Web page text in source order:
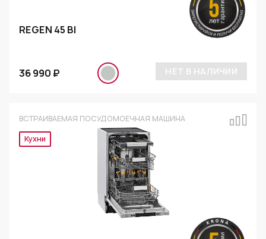
REGEN 45 BI
36 990 ₽ НЕТ В НАЛИЧИИ
ВСТРАИВАЕМАЯ ПОСУДОМОЕЧНАЯ МАШИНА
Кухни